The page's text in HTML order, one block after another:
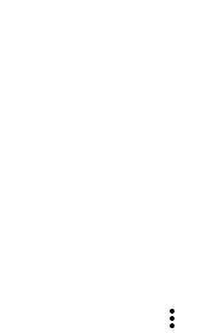
more_vert